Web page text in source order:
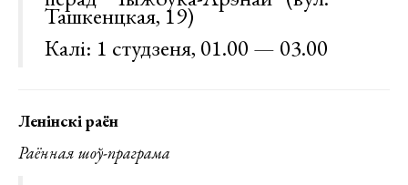
Ташкенцкая, 19)
Калі: 1 студзеня, 01.00 — 03.00
Ленінскі раён
Раённая шоў-праграма